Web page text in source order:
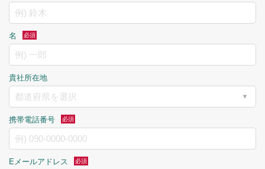
名
貴社所在地
携帯電話番号
Eメールアドレス